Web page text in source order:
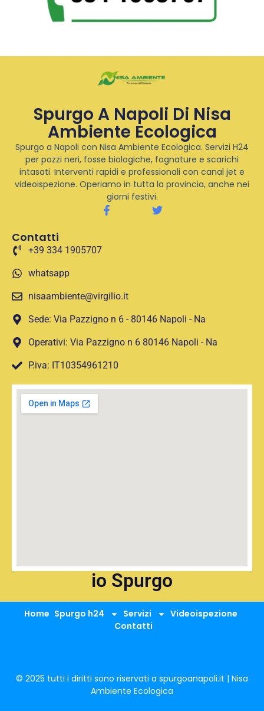
Spurgo A Napoli Di Nisa
Ambiente Ecologica
Spurgo a Napoli con Nisa Ambiente Ecologica. Servizi H24
per pozzi neri, fosse biologiche, fognature e scarichi
intasati. Interventi rapidi e professionali con canal jet e
videoispezione. Operiamo in tutta la provincia, anche nei
giorni festivi.
Contatti
+39 334 1905707
whatsapp
nisaambiente@virgilio.it
Sede: Via Pazzigno n 6 - 80146 Napoli - Na
Operativi: Via Pazzigno n 6 80146 Napoli - Na
P.iva: IT10354961210
io Spurgo
Home Spurgo h24 Servizi
Videoispezione
Contatti
© 2025 tutti i diritti sono riservati a spurgoanapoli.it | Nisa
Ambiente Ecologica